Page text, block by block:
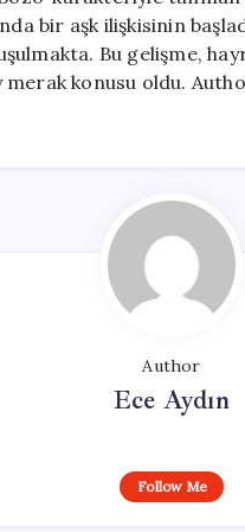
bir aşk ilişkisinin
Bu gelişme,
konusu oldu.
Author
Ece Aydın
Follow Me